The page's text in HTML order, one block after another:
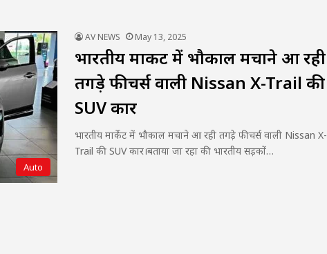
Auto
AV NEWS May 13, 2025
भारतीय मार्केट में भौकाल मचाने आ रही
तगड़े फीचर्स वाली Nissan X-Trail की
SUV कार
भारतीय मार्केट में भौकाल मचाने आ रही तगड़े फीचर्स वाली Nissan X-
Trail की SUV कार।बताया जा रहा की भारतीय सड़कों…